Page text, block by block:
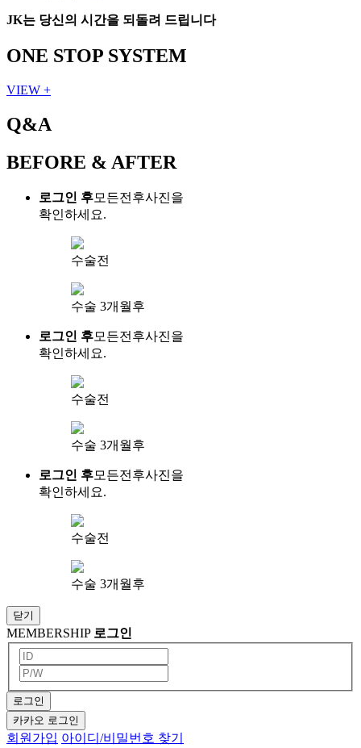
JK는 당신의 시간을 되돌려 드립니다
ONE STOP SYSTEM
VIEW +
Q&A
BEFORE & AFTER
로그인 후모든전후사진을
확인하세요.
수술전
수술 3개월후
로그인 후모든전후사진을
확인하세요.
수술전
수술 3개월후
로그인 후모든전후사진을
확인하세요.
수술전
수술 3개월후
닫기
MEMBERSHIP 로그인
로그인
카카오 로그인
회원가입 아이디/비밀번호 찾기